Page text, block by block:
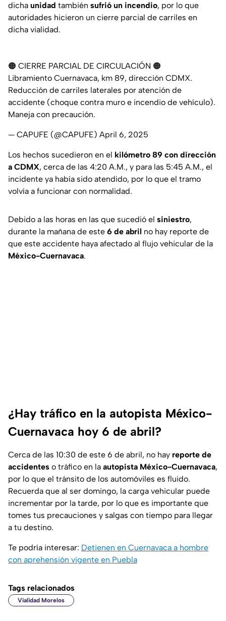
dicha unidad también sufrió un incendio, por lo que
autoridades hicieron un cierre parcial de carriles en
dicha vialidad.
🟠 CIERRE PARCIAL DE CIRCULACIÓN 🟠
Libramiento Cuernavaca, km 89, dirección CDMX.
Reducción de carriles laterales por atención de
accidente (choque contra muro e incendio de vehículo).
Maneja con precaución.
— CAPUFE (@CAPUFE) April 6, 2025
Los hechos sucedieron en el kilómetro 89 con dirección
a CDMX, cerca de las 4:20 A.M., y para las 5:45 A.M., el
incidente ya había sido atendido, por lo que el tramo
volvía a funcionar con normalidad.
Debido a las horas en las que sucedió el siniestro,
durante la mañana de este 6 de abril no hay reporte de
que este accidente haya afectado al flujo vehicular de la
México-Cuernavaca.
¿Hay tráfico en la autopista México-
Cuernavaca hoy 6 de abril?
Cerca de las 10:30 de este 6 de abril, no hay reporte de
accidentes o tráfico en la autopista México-Cuernavaca,
por lo que el tránsito de los automóviles es fluido.
Recuerda que al ser domingo, la carga vehicular puede
incrementar por la tarde, por lo que es importante que
tomes tus precauciones y salgas con tiempo para llegar
a tu destino.
Te podría interesar: Detienen en Cuernavaca a hombre
con aprehensión vigente en Puebla
Tags relacionados
Vialidad Morelos